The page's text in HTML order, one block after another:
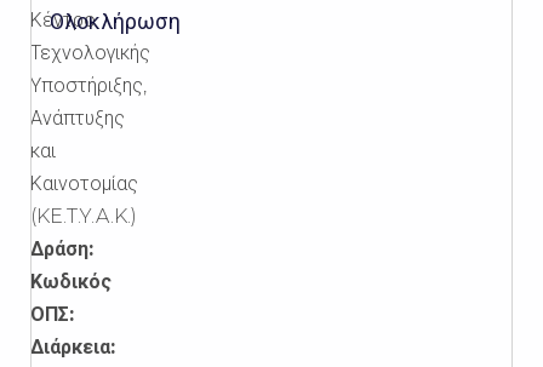
Κέντρο
Τεχνολογικής
Υποστήριξης,
Ανάπτυξης
και
Καινοτομίας
(KE.T.Y.A.K.)
Δράση:
Κωδικός
ΟΠΣ:
Διάρκεια:
Ολοκλήρωση